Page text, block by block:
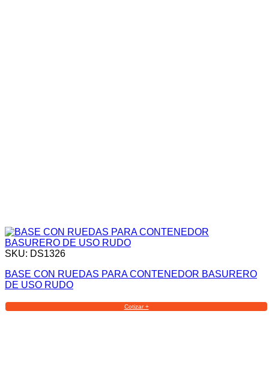
SKU: DS1326
BASE CON RUEDAS PARA CONTENEDOR BASURERO
DE USO RUDO
Cotizar +